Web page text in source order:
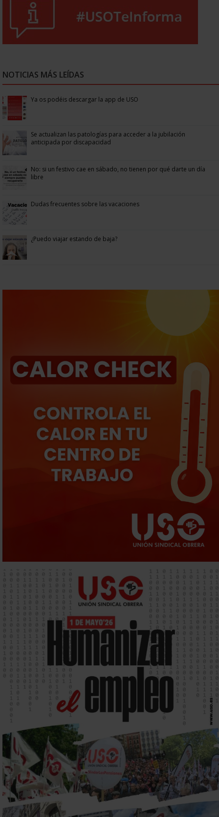
NOTICIAS MÁS LEÍDAS
Ya os podéis descargar la app de USO
Se actualizan las patologías para acceder a la jubilación
anticipada por discapacidad
No: si un festivo cae en sábado, no tienen por qué darte un día
libre
Dudas frecuentes sobre las vacaciones
¿Puedo viajar estando de baja?